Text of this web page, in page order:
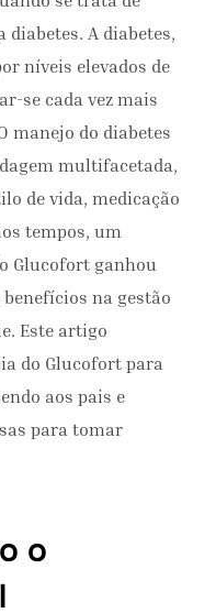
A diabetes,
níveis elevados de
se cada vez mais
manejo do diabetes
multifacetada,
de vida, medicação
tempos, um
Glucofort ganhou
na gestão
Este artigo
do Glucofort para
aos pais e
para tomar
o